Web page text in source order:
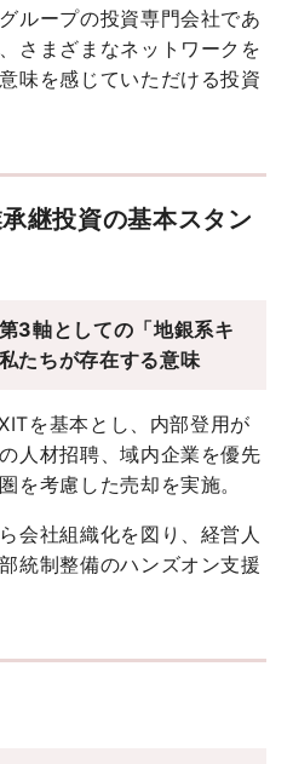
ループの投資専門会社であ
さまざまなネットワークを
味を感じていただける投資
継投資の基本スタン
3軸としての「地銀系キ
たちが存在する意味
を基本とし、内部登用が
人材招聘、域内企業を優先
を考慮した売却を実施。
会社組織化を図り、経営人
統制整備のハンズオン支援